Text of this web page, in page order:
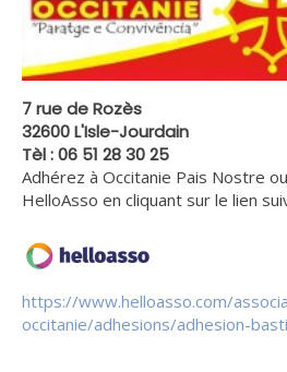
7 rue de Rozès
32600 L'Isle-Jourdain
Tèl : 06 51 28 30 25
Adhérez à Occitanie Pais Nostre
HelloAsso en cliquant sur le lien
https://www.helloasso.com/
occitanie/adhesions/adhesion-